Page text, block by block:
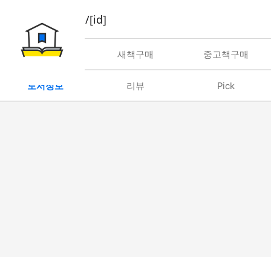
book/rent/[id]
대여 새책구매 중고책구매
도서정보 리뷰 Pick